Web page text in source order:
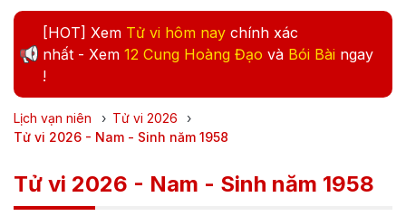
[HOT] Xem Tử vi hôm nay chính xác
nhất - Xem 12 Cung Hoàng Đạo và Bói Bài ngay
!
Lịch vạn niên › Tử vi 2026
›
Tử vi 2026 - Nam - Sinh năm 1958
Tử vi 2026 - Nam - Sinh năm 1958